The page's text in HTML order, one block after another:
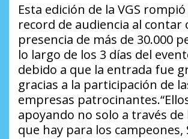
Esta edición de la VGS
record de audiencia al contar
presencia de más de 30.000
lo largo de los 3 días del
debido a que la entrada fue
gracias a la participación de
empresas
apoyando no solo a través de
que hay para los campeones,